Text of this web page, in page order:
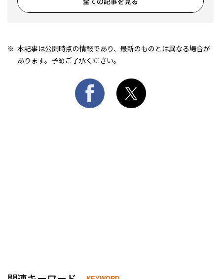
本記事は公開時点の情報であり、最新のものとは異なる場合が
あります。予めご了承ください。